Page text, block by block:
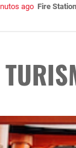
ago Fire